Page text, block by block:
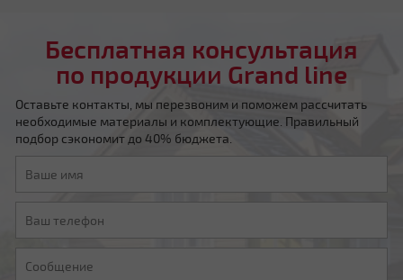
Бесплатная консультация
по продукции Grand line
Оставьте контакты, мы перезвоним и поможем рассчитать
необходимые материалы и комплектующие. Правильный
подбор сэкономит до 40% бюджета.